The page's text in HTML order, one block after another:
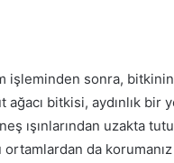
işleminden sonra, bitkinin
ağacı bitkisi, aydınlık bir
ışınlarından uzakta
ortamlardan da